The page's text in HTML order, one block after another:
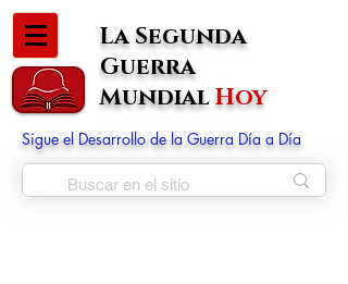
La Segunda
Guerra
MundialHoy
Sigue el Desarrollo de la Guerra Día a Día